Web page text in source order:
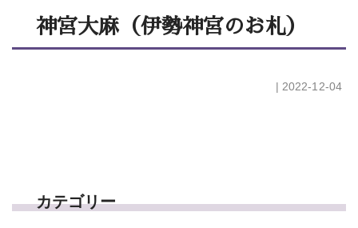
神宮大麻（伊勢神宮のお札）
| 2022-12-04
カテゴリー